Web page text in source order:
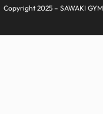
Copyright 2025 – SAWAKI GYM